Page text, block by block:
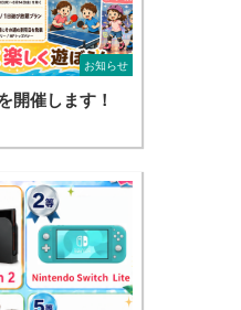
お知らせ
開催します！